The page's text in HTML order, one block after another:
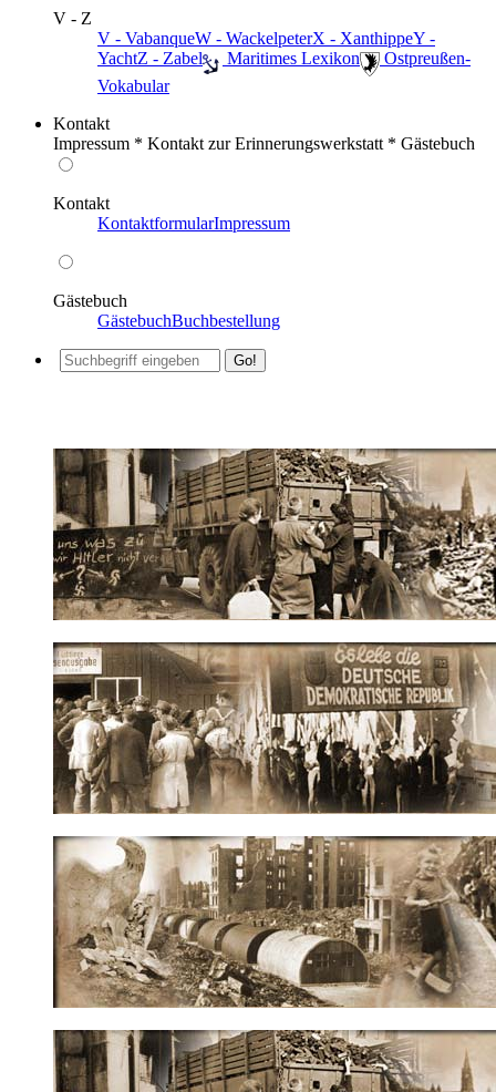
V - Z
V - VabanqueW - WackelpeterX - XanthippeY -
YachtZ - Zabel ️ Maritimes Lexikon
️ Ostpreußen-
Vokabular
Kontakt
Impressum * Kontakt zur Erinnerungswerkstatt * Gästebuch
Kontakt
KontaktformularImpressum
Gästebuch
GästebuchBuchbestellung